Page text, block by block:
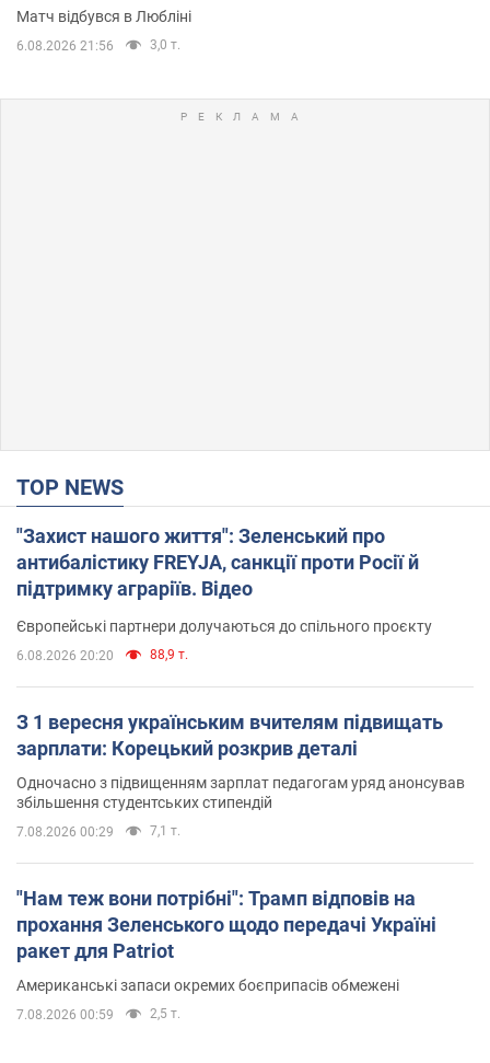
Матч відбувся в Любліні
6.08.2026 21:56 3,0 т.
TOP NEWS
"Захист нашого життя": Зеленський про
антибалістику FREYJA, санкції проти Росії й
підтримку аграріїв. Відео
Європейські партнери долучаються до спільного проєкту
6.08.2026 20:20 88,9 т.
З 1 вересня українським вчителям підвищать
зарплати: Корецький розкрив деталі
Одночасно з підвищенням зарплат педагогам уряд анонсував
збільшення студентських стипендій
7.08.2026 00:29 7,1 т.
"Нам теж вони потрібні": Трамп відповів на
прохання Зеленського щодо передачі Україні
ракет для Patriot
Американські запаси окремих боєприпасів обмежені
7.08.2026 00:59 2,5 т.